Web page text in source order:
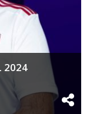
2024